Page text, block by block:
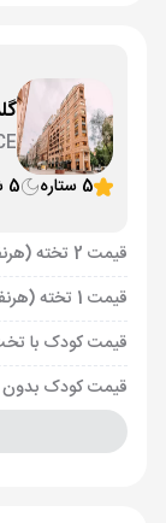
5 ستاره
5 شب
قیمت 2 تخته (هرنفر)
قیمت 1 تخته (هرنفر)
قیمت کودک با
قیمت کودک